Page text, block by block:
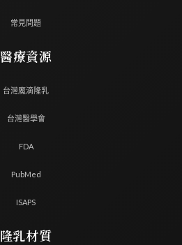
常見問題
醫療資源
台灣魔滴隆乳
台灣醫學會
FDA
PubMed
ISAPS
隆乳材質